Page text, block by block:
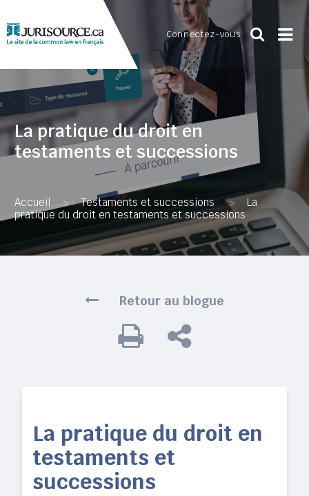
Connectez-vous
La pratique du droit en
testaments et successions
Accueil > Testaments et successions >
La
pratique du droit en testaments et successions
Retour au blogue
La pratique du droit en
testaments et
successions